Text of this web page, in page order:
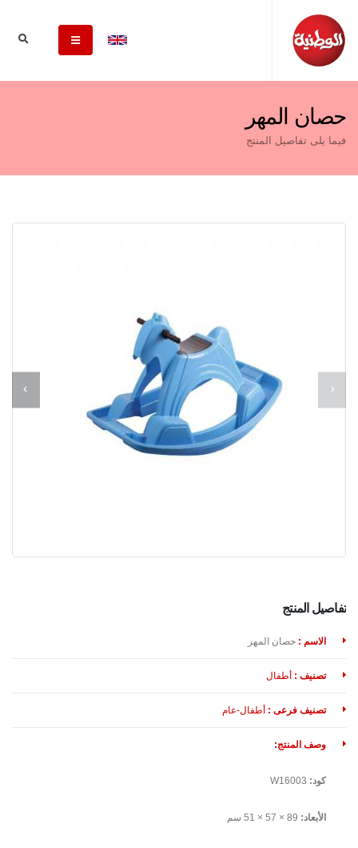
حصان المهر
فيما يلى تفاصيل المنتج
تفاصيل المنتج
الاسم : حصان المهر
تصنيف : أطفال
تصنيف فرعى : أطفال-عام
وصف المنتج:
كود:
الأبعاد: